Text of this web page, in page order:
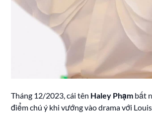
Tháng 12/2023, cái tên Haley Phạm bất
điểm chú ý khi vướng vào drama với